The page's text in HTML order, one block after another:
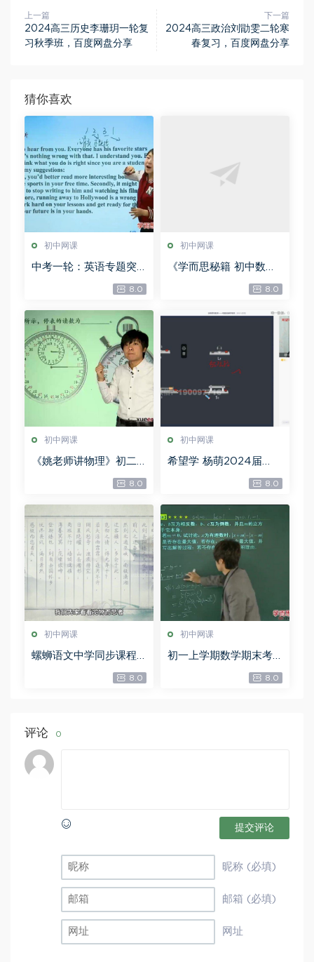
上一篇
2024高三历史李珊玥一轮复
习秋季班，百度网盘分享
下一篇
2024高三政治刘勖雯二轮寒
春复习，百度网盘分享
猜你喜欢
初中网课
中考一轮：英语专题突
破冲刺满分班【14讲 朱
平】17183，百度网盘分
享
8.0
初中网课
《学而思秘籍 初中数学
思维提升》电子版资料P
DF文件，百度网盘分享
8.0
初中网课
《姚老师讲物理》初二
上学期期末考前冲刺班
【7讲 姚楷】，百度网盘
分享
8.0
初中网课
希望学 杨萌2024届
【秋上.全国版A+】初三
物理培训班（暑），百
度网盘分享
8.0
初中网课
螺蛳语文中学同步课程
九年级上册（初三）
（完结）百度网盘分
8.0
初中网课
初一上学期数学期末考
试系统总复习韩春成3
讲，百度网盘分享
8.0
评论 0
提交评论
昵称 (必填)
邮箱 (必填)
网址